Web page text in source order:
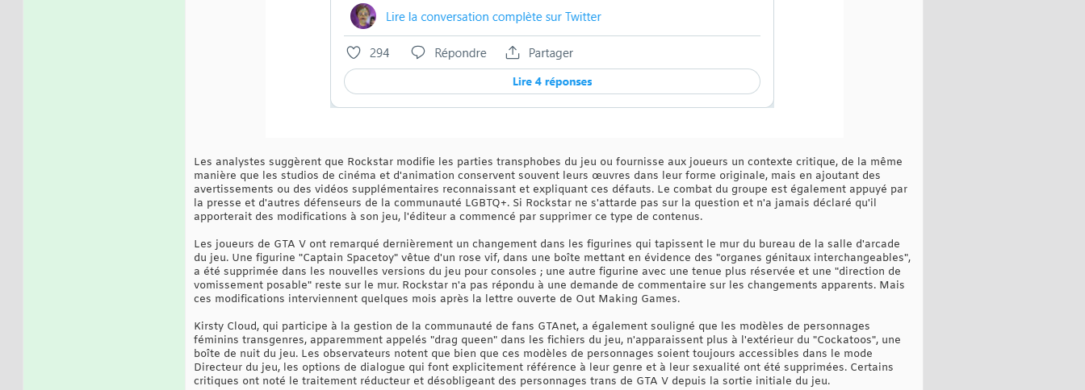
Les analystes suggèrent que Rockstar modifie les parties transphobes du jeu ou fournisse aux joueurs un contexte critique, de la même
manière que les studios de cinéma et d'animation conservent souvent leurs œuvres dans leur forme originale, mais en ajoutant des
avertissements ou des vidéos supplémentaires reconnaissant et expliquant ces défauts. Le combat du groupe est également appuyé par
la presse et d'autres défenseurs de la communauté LGBTQ+. Si Rockstar ne s'attarde pas sur la question et n'a jamais déclaré qu'il
apporterait des modifications à son jeu, l'éditeur a commencé par supprimer ce type de contenus.
Les joueurs de GTA V ont remarqué dernièrement un changement dans les figurines qui tapissent le mur du bureau de la salle d'arcade
du jeu. Une figurine "Captain Spacetoy" vêtue d'un rose vif, dans une boîte mettant en évidence des "organes génitaux interchangeables",
a été supprimée dans les nouvelles versions du jeu pour consoles ; une autre figurine avec une tenue plus réservée et une "direction de
vomissement posable" reste sur le mur. Rockstar n'a pas répondu à une demande de commentaire sur les changements apparents. Mais
ces modifications interviennent quelques mois après la lettre ouverte de Out Making Games.
Kirsty Cloud, qui participe à la gestion de la communauté de fans GTAnet, a également souligné que les modèles de personnages
féminins transgenres, apparemment appelés "drag queen" dans les fichiers du jeu, n'apparaissent plus à l'extérieur du "Cockatoos", une
boîte de nuit du jeu. Les observateurs notent que bien que ces modèles de personnages soient toujours accessibles dans le mode
Directeur du jeu, les options de dialogue qui font explicitement référence à leur genre et à leur sexualité ont été supprimées. Certains
critiques ont noté le traitement réducteur et désobligeant des personnages trans de GTA V depuis la sortie initiale du jeu.